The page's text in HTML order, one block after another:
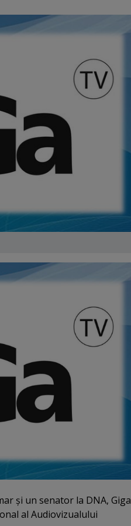
şi un senator la DNA, Giga
al Audiovizualului